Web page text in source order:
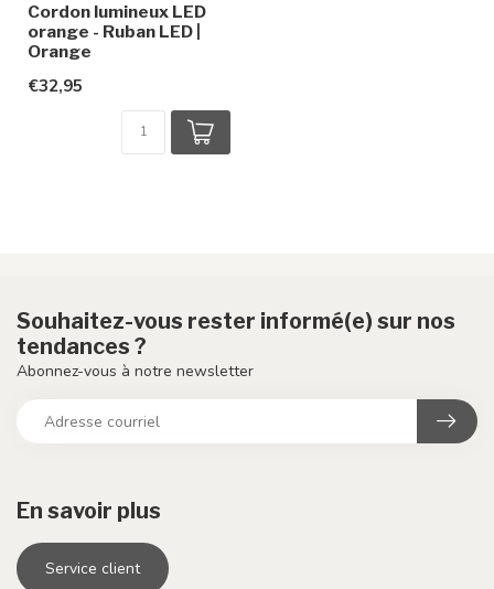
Cordon lumineux LED
orange - Ruban LED |
Orange
€32,95
En savoir plus
Service client
Souhaitez-vous rester informé(e) sur nos
tendances ?
Abonnez-vous à notre newsletter